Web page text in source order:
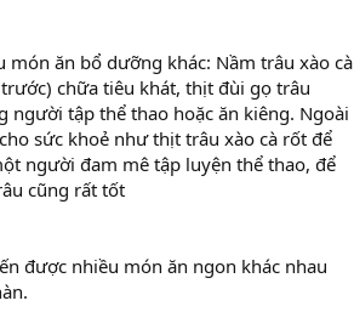
ăn bổ dưỡng khác: Nầm trâu xào cà
chữa tiêu khát, thịt đùi gọ trâu
người tập thể thao hoặc ăn kiêng. Ngoài
sức khoẻ như thịt trâu xào cà rốt để
người đam mê tập luyện thể thao, để
cũng rất tốt
được nhiều món ăn ngon khác nhau